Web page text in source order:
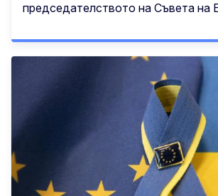
председателството на Съвета на